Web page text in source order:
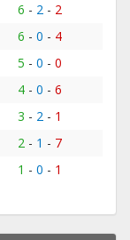
6 - 2- 2
6 - 0 - 4
5 - 0 - 0
4- 0 - 6
3 - 2- 1
2- 1 - 7
1 - 0 - 1